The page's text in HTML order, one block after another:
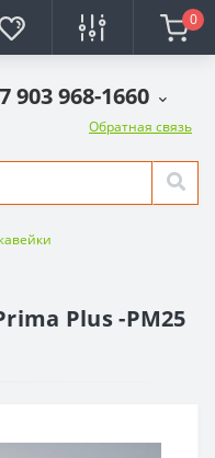
0
903 968-1660
Обратная связь
Plus -РМ25